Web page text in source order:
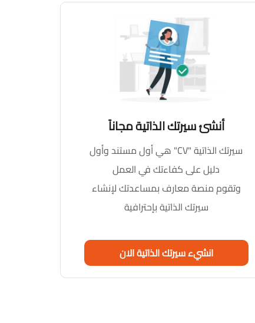
أنشئ سيرتك الذاتية مجاناً
سيرتك الذاتية "CV" هي أول مستند وأول
دليل على كفاءتك في العمل
وتقوم منصة معارف بمساعدتك لإنشاء
سيرتك الذاتية بإحترافية
انشيء سيرتك الذاتية الان